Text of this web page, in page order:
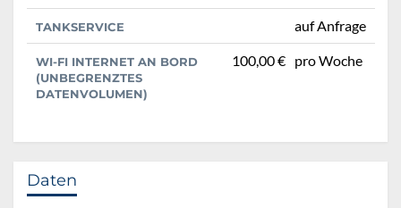
TANKSERVICE auf Anfrage
WI-FI INTERNET AN BORD
(UNBEGRENZTES
DATENVOLUMEN)
100,00 € pro Woche
Daten